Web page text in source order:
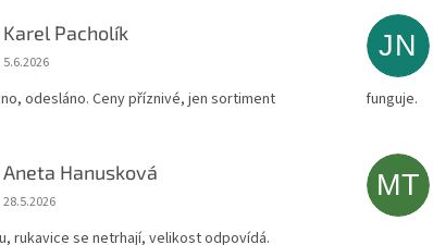
Karel Pacholík
Hodnocení obchodu je 4 z 5 hvězdiček.
5.6.2026
odesláno. Ceny příznivé, jen sortiment
JN
funguje.
Aneta Hanusková
Hodnocení obchodu je 5 z 5 hvězdiček.
28.5.2026
rukavice se netrhají, velikost odpovídá.
MT